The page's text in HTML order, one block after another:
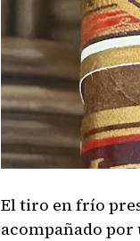
El tiro en frío
acompañado por